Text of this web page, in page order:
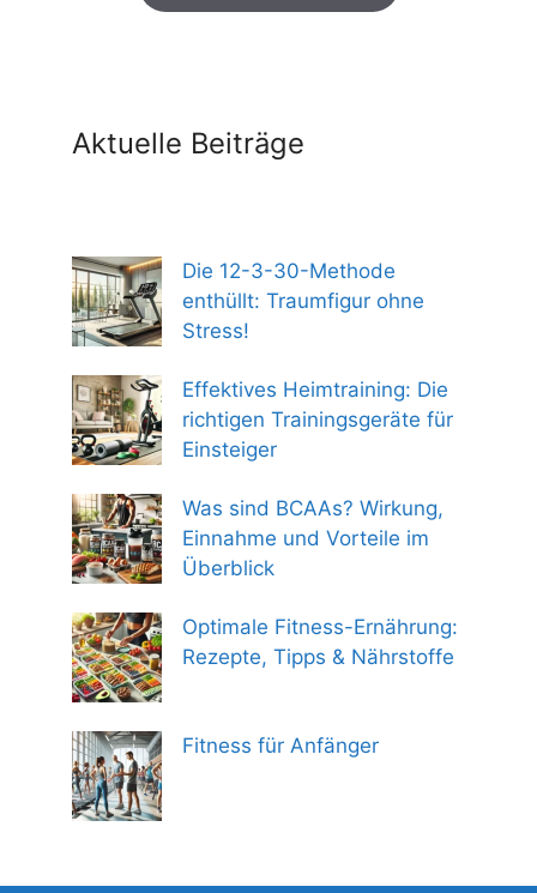
299,00 €254,00 €.
Aktuelle Beiträge
Die 12-3-30-Methode
enthüllt: Traumfigur ohne
Stress!
Effektives Heimtraining: Die
richtigen Trainingsgeräte für
Einsteiger
Was sind BCAAs? Wirkung,
Einnahme und Vorteile im
Überblick
Optimale Fitness-Ernährung:
Rezepte, Tipps & Nährstoffe
Fitness für Anfänger